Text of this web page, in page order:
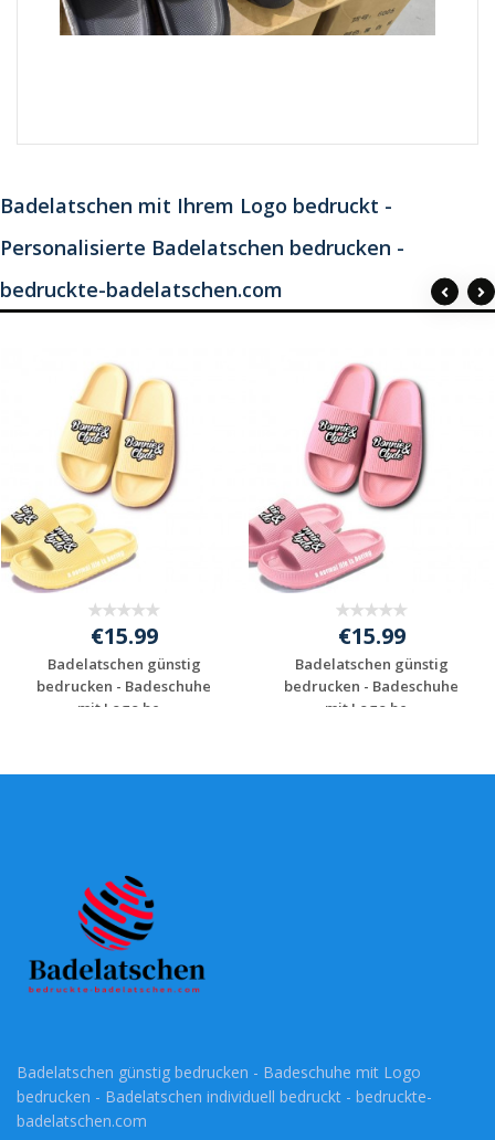
Badelatschen mit Ihrem Logo bedruckt -
Personalisierte Badelatschen bedrucken -
bedruckte-badelatschen.com
€15.99
Badelatschen günstig
bedrucken - Badeschuhe
mit Logo be...
€15.99
Badelatschen günstig
bedrucken - Badeschuhe
mit Logo be...
Badelatschen günstig bedrucken - Badeschuhe mit Logo
bedrucken - Badelatschen individuell bedruckt - bedruckte-
badelatschen.com